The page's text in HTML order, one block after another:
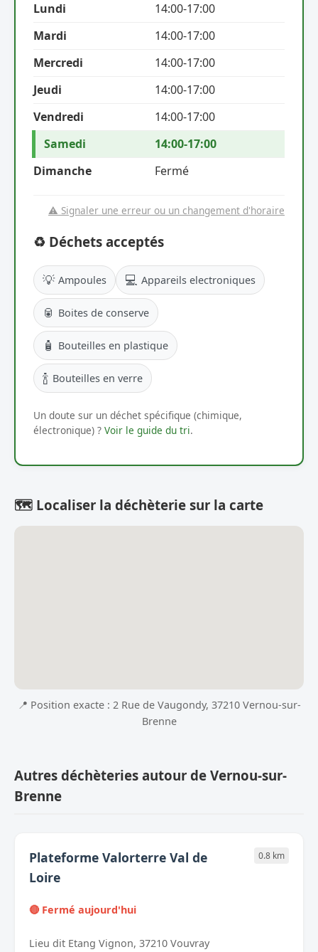
Lundi
14:00-17:00
Mardi
14:00-17:00
Mercredi
14:00-17:00
Jeudi
14:00-17:00
Vendredi
14:00-17:00
Samedi
14:00-17:00
Dimanche
Fermé
⚠️ Signaler une erreur ou un changement d'horaire
♻️ Déchets acceptés
💡 Ampoules 💻 Appareils electroniques
🥫 Boites de conserve
🧴 Bouteilles en plastique
🍾 Bouteilles en verre
Un doute sur un déchet spécifique (chimique,
électronique) ? Voir le guide du tri.
🗺️ Localiser la déchèterie sur la carte
📍 Position exacte : 2 Rue de Vaugondy, 37210 Vernou-sur-
Brenne
Autres déchèteries autour de Vernou-sur-
Brenne
Plateforme Valorterre Val de
Loire
0.8 km
🔴 Fermé aujourd'hui
Lieu dit Etang Vignon, 37210 Vouvray